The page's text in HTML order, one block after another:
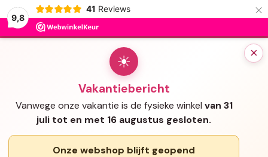
9,8
41 Reviews ×
×
☀
Vakantiebericht
Vanwege onze vakantie is de fysieke winkel van 31
juli tot en met 16 augustus gesloten.
Onze webshop blijft geopend